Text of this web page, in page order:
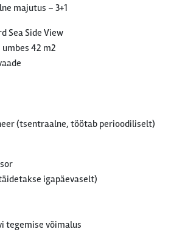
majutus – 3+1
Sea Side View
umbes 42 m2
(tsentraalne, töötab perioodiliselt)
igapäevaselt)
tegemise võimalus